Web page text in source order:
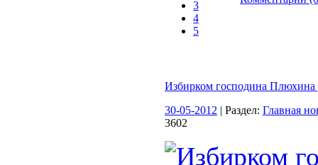
3
4
5
Избирком господина
30-05-2012 | Раздел: Главная
3602